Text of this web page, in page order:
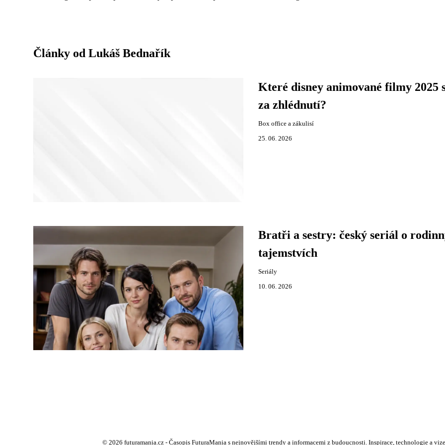
Články od Lukáš Bednařík
Které disney animované filmy 2025
za zhlédnutí?
Box office a zákulisí
25. 06. 2026
Bratři a sestry: český seriál o
tajemstvích
Seriály
10. 06. 2026
© 2026 futuramania.cz - Časopis FuturaMania s nejnovějšími trendy a informacemi z budoucnosti. Inspirace, technologie a